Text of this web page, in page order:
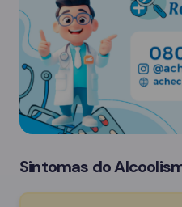
Sintomas do